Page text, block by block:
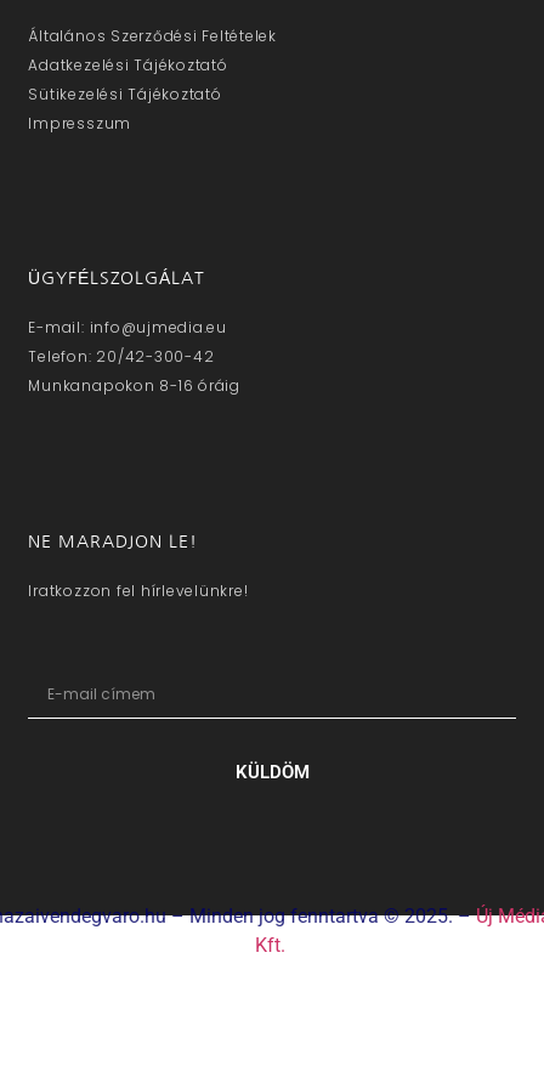
Általános Szerződési Feltételek
Adatkezelési Tájékoztató
Sütikezelési Tájékoztató
Impresszum
ÜGYFÉLSZOLGÁLAT
E-mail: info@ujmedia.eu
Telefon: 20/42-300-42
Munkanapokon 8-16 óráig
NE MARADJON LE!
Iratkozzon fel hírlevelünkre!
KÜLDÖM
– Minden jog fenntartva © 2025. –Új
Kft.